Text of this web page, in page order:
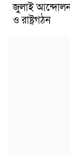
জুলাই আন্দোলন
ও রাষ্ট্রগঠন